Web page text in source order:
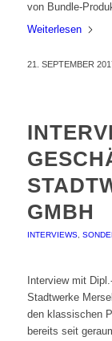
von Bundle-
Weiterlesen
21. SEPTEMBER
GMBH
INTERVIEWS,
Interview mit
Stadtwerke
den klassischen
bereits seit